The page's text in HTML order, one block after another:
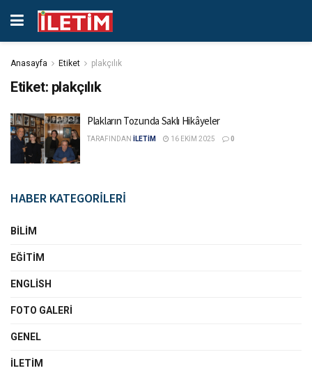
Anasayfa Etiket plakçılık
Etiket: plakçılık
Plakların Tozunda Saklı Hikâyeler
TARAFINDAN İLETİM 16 EKIM 2025 0
HABER KATEGORİLERİ
BILIM
EĞITIM
ENGLISH
FOTO GALERI
GENEL
İLETIM